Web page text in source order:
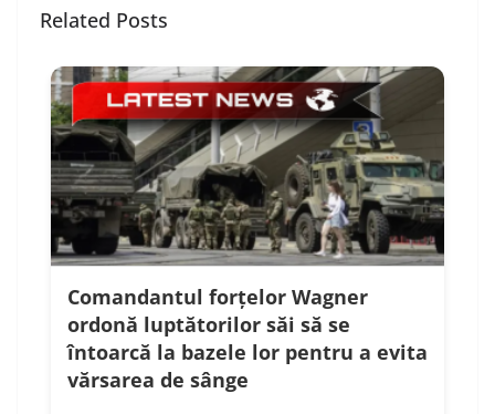
Related Posts
Comandantul forțelor Wagner
ordonă luptătorilor săi să se
întoarcă la bazele lor pentru a evita
vărsarea de sânge